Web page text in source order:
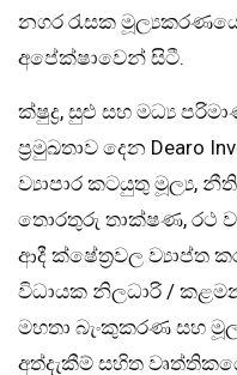
නගර රැසක
අපේක්ෂාවෙන් සිටී.
ක්ෂුද්‍ර, සුළු සහ මධ්‍ය
ප්‍රමුඛතාව දෙන Dearo
ව්‍යාපාර කටයුතු මූල්‍ය,
තොරතුරු තාක්ෂණ, රථ
ආදී ක්ෂේත්‍රවල ව්‍යාප්ත
විධායක නිලධාරි /
මහතා බැංකුකරණ සහ
අත්දැකීම් සහිත